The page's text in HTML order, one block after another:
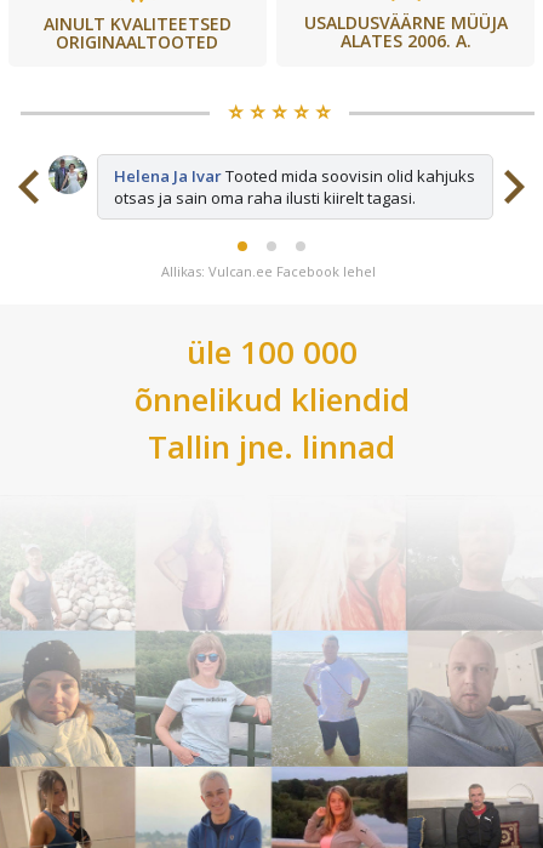
AINULT KVALITEETSED
ORIGINAALTOOTED
USALDUSVÄÄRNE MÜÜJA
ALATES 2006. A.
⭐️ ⭐️ ⭐️ ⭐️ ⭐️
Helena Ja IvarTooted mida soovisin olid kahjuks
otsas ja sain oma raha ilusti kiirelt tagasi.
Allikas: Vulcan.ee Facebook lehel
üle 100 000
õnnelikud kliendid
Tallin jne. linnad